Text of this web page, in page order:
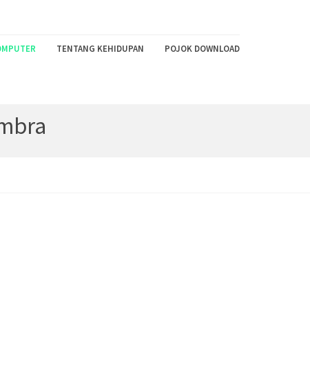
TENTANG KEHIDUPAN POJOK DOWNLOAD